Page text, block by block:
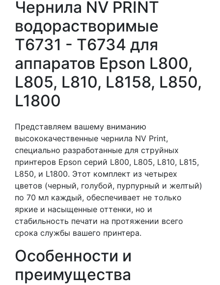
Чернила NV PRINT
водорастворимые
T6731 - T6734 для
аппаратов Epson L800,
L805, L810, L8158, L850,
L1800
Представляем вашему вниманию
высококачественные чернила NV Print,
специально разработанные для струйных
принтеров Epson серий L800, L805, L810, L815,
L850, и L1800. Этот комплект из четырех
цветов (черный, голубой, пурпурный и желтый)
по 70 мл каждый, обеспечивает не только
яркие и насыщенные оттенки, но и
стабильность печати на протяжении всего
срока службы вашего принтера.
Особенности и
преимущества